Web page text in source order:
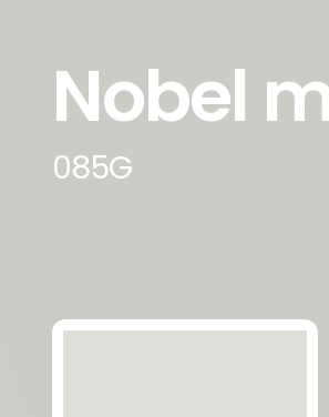
Nobel
085G